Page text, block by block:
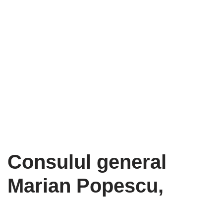
Consulul general
Marian Popescu,